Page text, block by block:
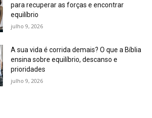
para recuperar as forças e encontrar
equilíbrio
julho 9, 2026
A sua vida é corrida demais? O que a Bíblia
ensina sobre equilíbrio, descanso e
prioridades
julho 9, 2026